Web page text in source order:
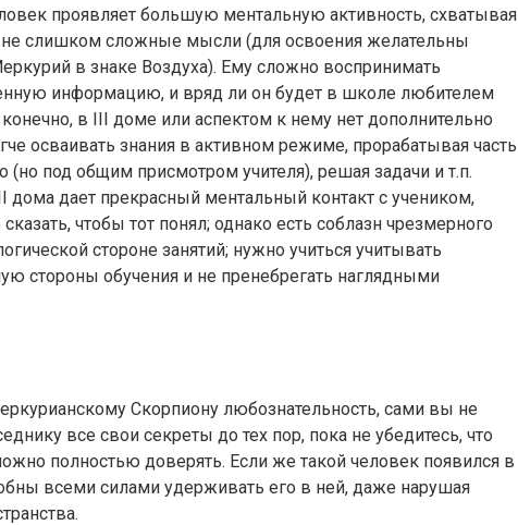
проявляет большую ментальную активность, схватывая
не слишком сложные мысли (для освоения желательны
в знаке Воздуха). Ему сложно воспринимать
информацию, и вряд ли он будет в школе любителем
в III доме или аспектом к нему нет дополнительно
осваивать знания в активном режиме, прорабатывая часть
(но под общим присмотром учителя), решая задачи и т.п.
дома дает прекрасный ментальный контакт с учеником,
чтобы тот понял; однако есть соблазн чрезмерного
стороне занятий; нужно учиться учитывать
стороны обучения и не пренебрегать наглядными
Скорпиону любознательность, сами вы не
все свои секреты до тех пор, пока не убедитесь, что
полностью доверять. Если же такой человек появился в
всеми силами удерживать его в ней, даже нарушая